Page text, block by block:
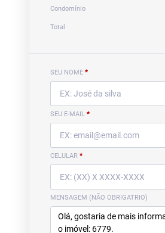
Condomínio
Total
SEU NOME *
SEU E-MAIL *
CELULAR *
MENSAGEM (NÃO OBRIGATRIO)